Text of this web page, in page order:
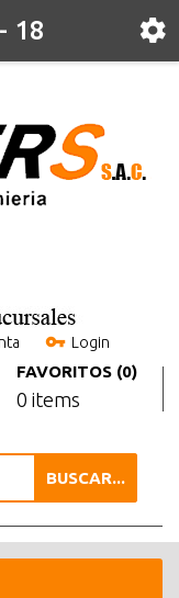
Login
FAVORITOS (0)
0 items
BUSCAR...
18